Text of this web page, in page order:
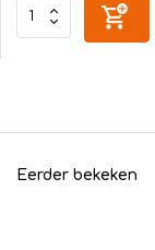
Eerder bekeken